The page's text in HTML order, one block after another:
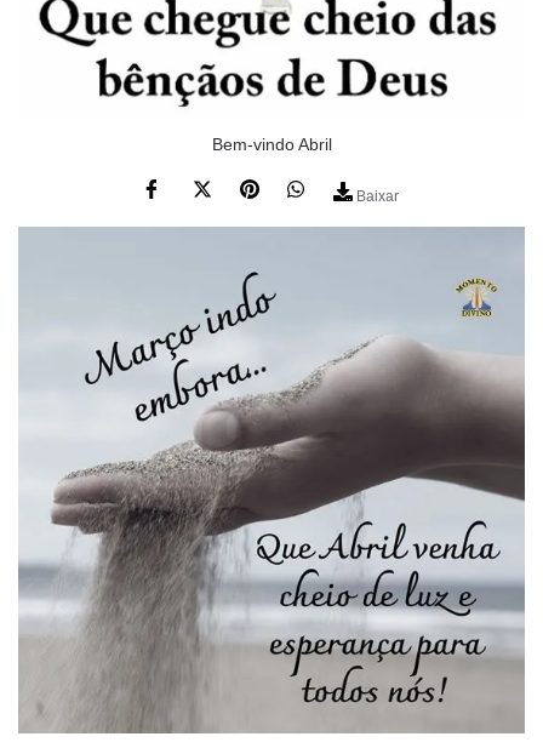
Bem-vindo Abril
Baixar